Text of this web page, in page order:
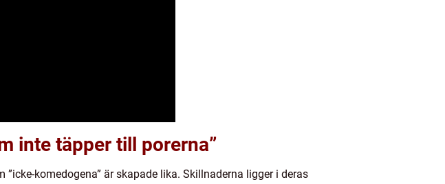
inte täpper till porerna”
komedogena” är skapade lika. Skillnaderna ligger i deras